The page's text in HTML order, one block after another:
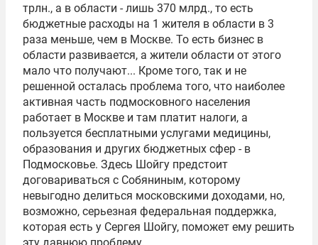
трлн., а в области - лишь 370 млрд., то есть
бюджетные расходы на 1 жителя в области в 3
раза меньше, чем в Москве. То есть бизнес в
области развивается, а жители области от этого
мало что получают... Кроме того, так и не
решенной осталась проблема того, что наиболее
активная часть подмосковного населения
работает в Москве и там платит налоги, а
пользуется бесплатными услугами медицины,
образования и других бюджетных сфер - в
Подмосковье. Здесь Шойгу предстоит
договариваться с Собяниным, которому
невыгодно делиться московскими доходами, но,
возможно, серьезная федеральная поддержка,
которая есть у Сергея Шойгу, поможет ему решить